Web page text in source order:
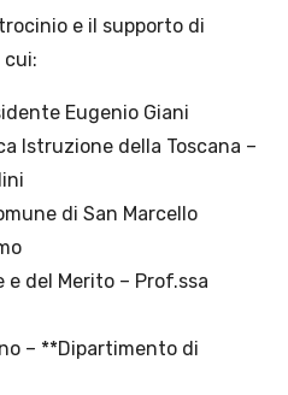
e il supporto di
Eugenio Giani
Istruzione della Toscana –
di San Marcello
e del Merito – Prof.ssa
– **Dipartimento di